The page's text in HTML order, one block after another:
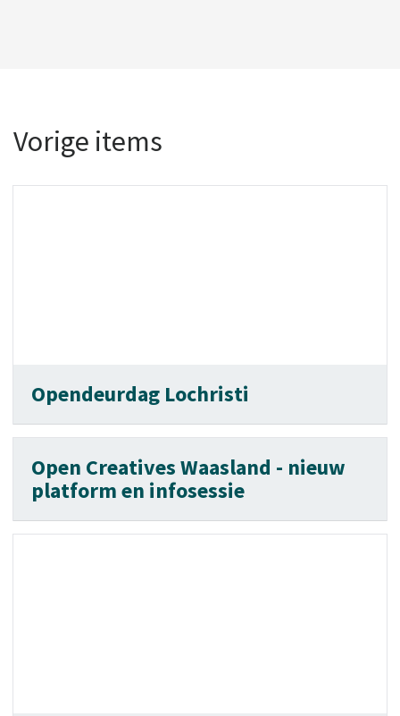
Vorige items
Opendeurdag Lochristi
Open Creatives Waasland - nieuw
platform en infosessie